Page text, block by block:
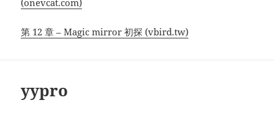
第 12 章 – Magic mirror 初探 (vbird.tw)
yypro